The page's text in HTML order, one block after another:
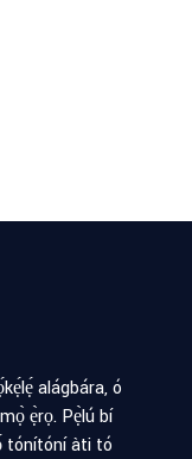
alágbára, ó
ẹ̀rọ. Pẹ̀lú bí
tónítóní àti tó